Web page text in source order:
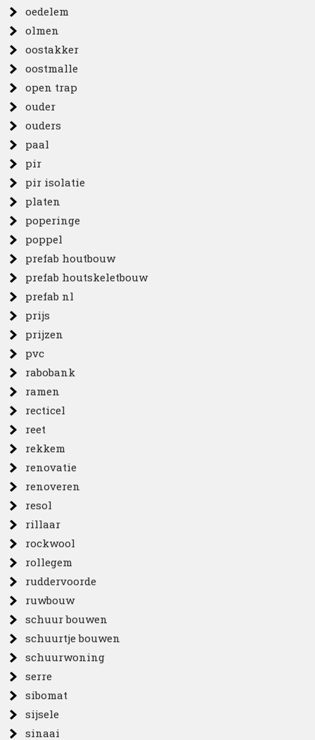
oedelem
olmen
oostakker
oostmalle
open trap
ouder
ouders
paal
pir
pir isolatie
platen
poperinge
poppel
prefab houtbouw
prefab houtskeletbouw
prefab nl
prijs
prijzen
pvc
rabobank
ramen
recticel
reet
rekkem
renovatie
renoveren
resol
rillaar
rockwool
rollegem
ruddervoorde
ruwbouw
schuur bouwen
schuurtje bouwen
schuurwoning
serre
sibomat
sijsele
sinaai